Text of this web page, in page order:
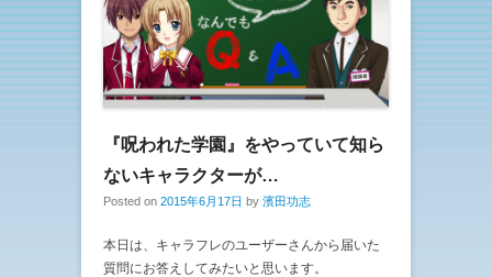
『呪われた学園』をやっていて知ら
ないキャラクターが…
Posted on 2015年6月17日 by 濱田功志
本日は、キャラフレのユーザーさんから届いた
質問にお答えしてみたいと思います。